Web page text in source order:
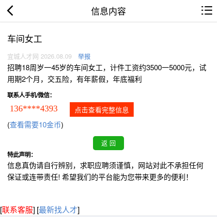
信息内容
车间女工
宜城人才网 2026.08.09 举报
招聘18周岁一45岁的车间女工，计件工资约3500一5000元，试
用期2个月，交五险，有年薪假，年底福利
联系人手机/微信：
136****4393 点击查看完整信息
(查看需要10金币)
特此声明：
信息真伪请自行辨别，求职应聘须谨慎，网站对此不承担任何
保证或连带责任! 希望我们的平台能为您带来更多的便利！
[联系客服] [最新找人才]